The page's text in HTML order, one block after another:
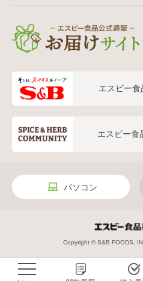
エスビー食
エスビー食
パソコン
Copyright © S&B FOODS,